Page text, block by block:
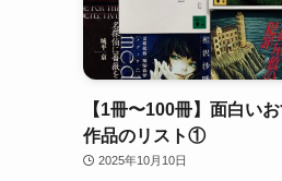
【1冊〜100冊】面白い
作品のリスト①
2025年10月10日